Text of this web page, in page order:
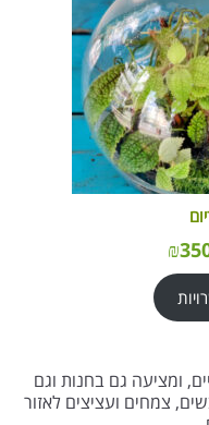
₪
ומציעה גם בחנות וגם
צמחים ועציצים לאזור